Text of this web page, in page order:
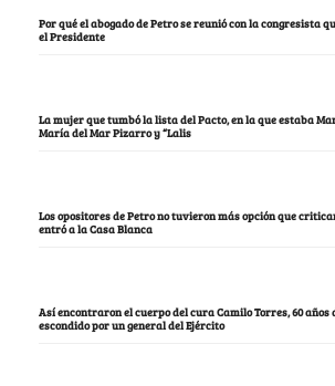
Por qué el abogado de Petro se reunió con la congresista
el Presidente
La mujer que tumbó la lista del Pacto, en la que estaba
María del Mar Pizarro y “Lalis
Los opositores de Petro no tuvieron más opción que
entró a la Casa Blanca
Así encontraron el cuerpo del cura Camilo Torres, 60 años
escondido por un general del Ejército